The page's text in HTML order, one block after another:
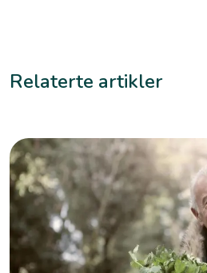
Relaterte artikler